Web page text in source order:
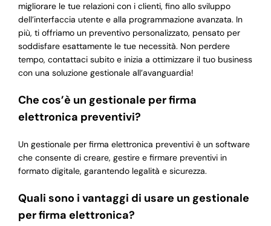
migliorare le tue relazioni con i clienti, fino allo sviluppo
dell’interfaccia utente e alla programmazione avanzata. In
più, ti offriamo un preventivo personalizzato, pensato per
soddisfare esattamente le tue necessità. Non perdere
tempo, contattaci subito e inizia a ottimizzare il tuo business
con una soluzione gestionale all’avanguardia!
Che cos’è un gestionale per firma
elettronica preventivi?
Un gestionale per firma elettronica preventivi è un software
che consente di creare, gestire e firmare preventivi in
formato digitale, garantendo legalità e sicurezza.
Quali sono i vantaggi di usare un gestionale
per firma elettronica?